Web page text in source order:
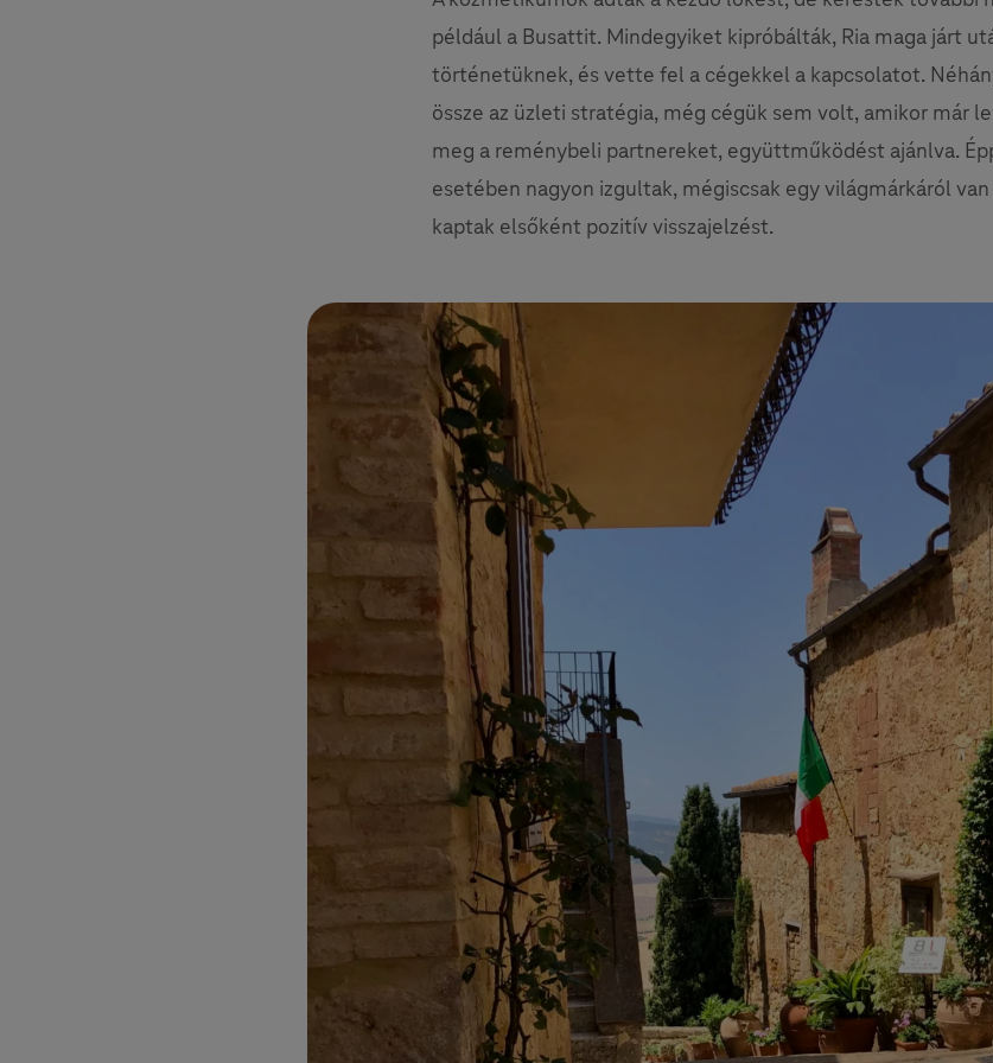
például a Busattit. Mindegyiket kipróbálták, Ria maga járt
történetüknek, és vette fel a cégekkel a kapcsolatot.
össze az üzleti stratégia, még cégük sem volt, amikor már
meg a reménybeli partnereket, együttműködést ajánlva.
esetében nagyon izgultak, mégiscsak egy világmárkáról van
kaptak elsőként pozitív visszajelzést.